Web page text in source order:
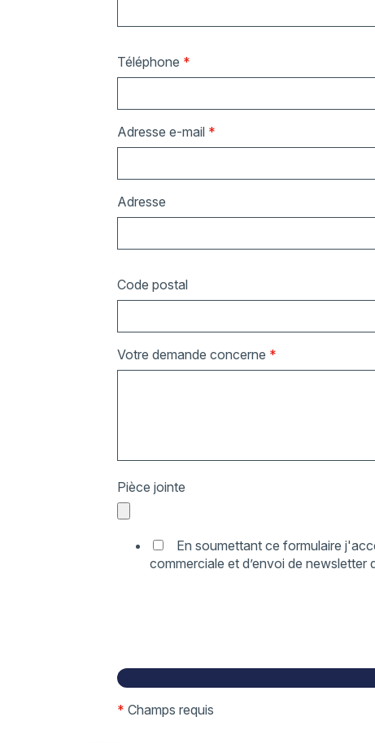
Téléphone *
Adresse e-mail *
Adresse
Code postal
Votre demande concerne *
Pièce jointe
En soumettant ce formulaire
commerciale et d’envoi de newsletter
* Champs requis